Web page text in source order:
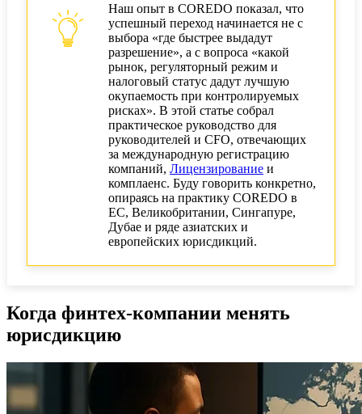
Роль COREDO как партнёра
Наш опыт в COREDO показал, что
успешный переход начинается не с
выбора «где быстрее выдадут
разрешение», а с вопроса «какой
рынок, регуляторный режим и
налоговый статус дадут лучшую
окупаемость при контролируемых
рисках». В этой статье собрал
практическое руководство для
руководителей и CFO, отвечающих
за международную регистрацию
компаний, Лицензирование и
комплаенс. Буду говорить конкретно,
опираясь на практику COREDO в
ЕС, Великобритании, Сингапуре,
Дубае и ряде азиатских и
европейских юрисдикций.
Когда финтех-компании менять
юрисдикцию